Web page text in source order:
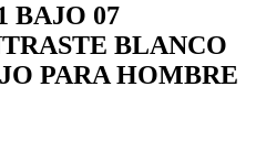
BAJO 07
BLANCO
PARA HOMBRE